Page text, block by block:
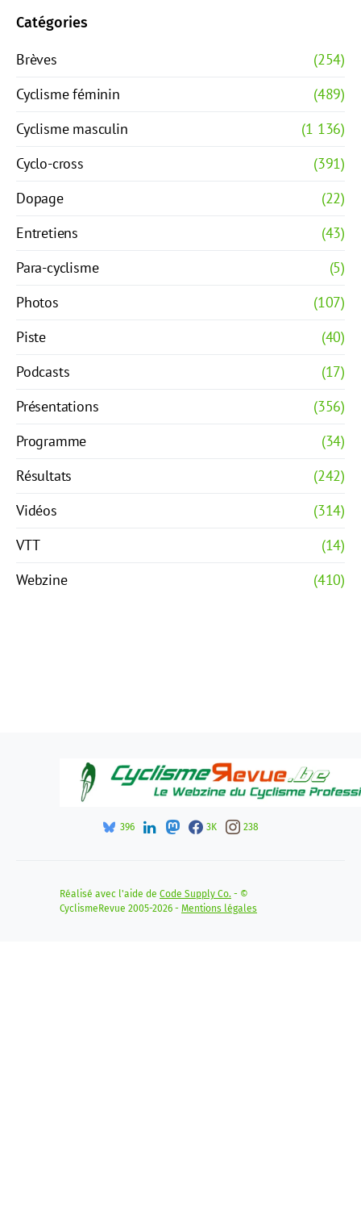
Catégories
Brèves
(254)
Cyclisme féminin
(489)
Cyclisme masculin
(1 136)
Cyclo-cross
(391)
Dopage
(22)
Entretiens
(43)
Para-cyclisme
(5)
Photos
(107)
Piste
(40)
Podcasts
(17)
Présentations
(356)
Programme
(34)
Résultats
(242)
Vidéos
(314)
VTT
(14)
Webzine
(410)
396 3K 238
Réalisé avec l'aide de Code Supply Co. - ©
CyclismeRevue 2005-2026 - Mentions légales